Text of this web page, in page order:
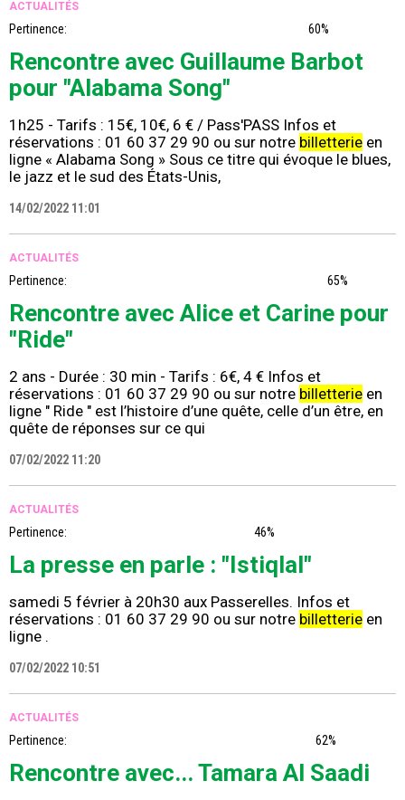
ACTUALITÉS
Pertinence: 60%
Rencontre avec Guillaume Barbot
pour "Alabama Song"
1h25 - Tarifs : 15€, 10€, 6 € / Pass'PASS Infos et
réservations : 01 60 37 29 90 ou sur notre billetterie en
ligne « Alabama Song » Sous ce titre qui évoque le blues,
le jazz et le sud des États-Unis,
14/02/2022 11:01
ACTUALITÉS
Pertinence: 65%
Rencontre avec Alice et Carine pour
"Ride"
2 ans - Durée : 30 min - Tarifs : 6€, 4 € Infos et
réservations : 01 60 37 29 90 ou sur notre billetterie en
ligne " Ride " est l’histoire d’une quête, celle d’un être, en
quête de réponses sur ce qui
07/02/2022 11:20
ACTUALITÉS
Pertinence: 46%
La presse en parle : "Istiqlal"
samedi 5 février à 20h30 aux Passerelles. Infos et
réservations : 01 60 37 29 90 ou sur notre billetterie en
ligne .
07/02/2022 10:51
ACTUALITÉS
Pertinence: 62%
Rencontre avec... Tamara Al Saadi